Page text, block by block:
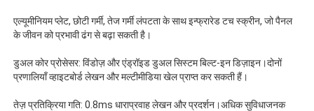
वीडियो
हमारे बारे में
एल्यूमीनियम प्लेट, छोटी गर्मी, तेज गर्मी लंपटता के साथ इन्फ्रारेड टच स्क्रीन, जो पैनल
के जीवन को प्रभावी ढंग से बढ़ा सकती है।
डुअल कोर प्रोसेसर: विंडोज़ और एंड्रॉइड डुअल सिस्टम बिल्ट-इन डिज़ाइन।दोनों
प्रणालियाँ व्हाइटबोर्ड लेखन और मल्टीमीडिया खेल प्राप्त कर सकती हैं।
तेज़ प्रतिक्रिया गति: 0.8ms धाराप्रवाह लेखन और प्रदर्शन।अधिक सुविधाजनक